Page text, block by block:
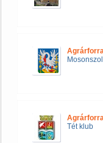
Tét klub